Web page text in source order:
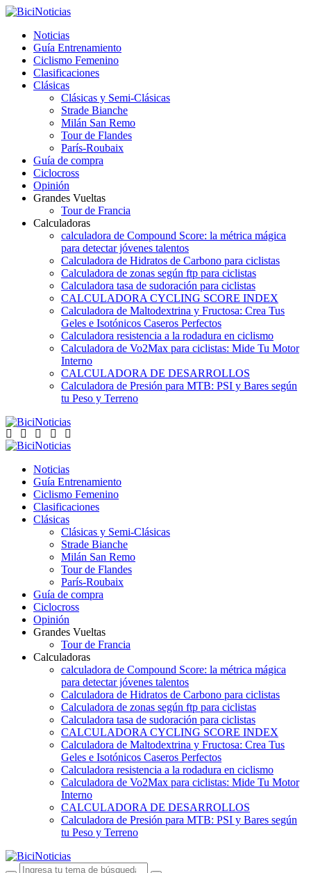
Noticias
Guía Entrenamiento
Ciclismo Femenino
Clasificaciones
Clásicas
Clásicas y Semi-Clásicas
Strade Bianche
Milán San Remo
Tour de Flandes
París-Roubaix
Guía de compra
Ciclocross
Opinión
Grandes Vueltas
Tour de Francia
Calculadoras
calculadora de Compound Score: la métrica mágica
para detectar jóvenes talentos
Calculadora de Hidratos de Carbono para ciclistas
Calculadora de zonas según ftp para ciclistas
Calculadora tasa de sudoración para ciclistas
CALCULADORA CYCLING SCORE INDEX
Calculadora de Maltodextrina y Fructosa: Crea Tus
Geles e Isotónicos Caseros Perfectos
Calculadora resistencia a la rodadura en ciclismo
Calculadora de Vo2Max para ciclistas: Mide Tu Motor
Interno
CALCULADORA DE DESARROLLOS
Calculadora de Presión para MTB: PSI y Bares según
tu Peso y Terreno
Noticias
Guía Entrenamiento
Ciclismo Femenino
Clasificaciones
Clásicas
Clásicas y Semi-Clásicas
Strade Bianche
Milán San Remo
Tour de Flandes
París-Roubaix
Guía de compra
Ciclocross
Opinión
Grandes Vueltas
Tour de Francia
Calculadoras
calculadora de Compound Score: la métrica mágica
para detectar jóvenes talentos
Calculadora de Hidratos de Carbono para ciclistas
Calculadora de zonas según ftp para ciclistas
Calculadora tasa de sudoración para ciclistas
CALCULADORA CYCLING SCORE INDEX
Calculadora de Maltodextrina y Fructosa: Crea Tus
Geles e Isotónicos Caseros Perfectos
Calculadora resistencia a la rodadura en ciclismo
Calculadora de Vo2Max para ciclistas: Mide Tu Motor
Interno
CALCULADORA DE DESARROLLOS
Calculadora de Presión para MTB: PSI y Bares según
tu Peso y Terreno